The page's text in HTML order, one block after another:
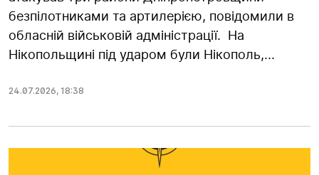
безпілотниками та артилерією, повідомили в
обласній військовій адміністрації. На
Нікопольщині під ударом були Нікополь,...
24.07.2026, 18:38